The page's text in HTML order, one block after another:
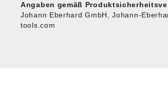
Angaben gemäß
Johann Eberhard GmbH, Johann-
tools.com